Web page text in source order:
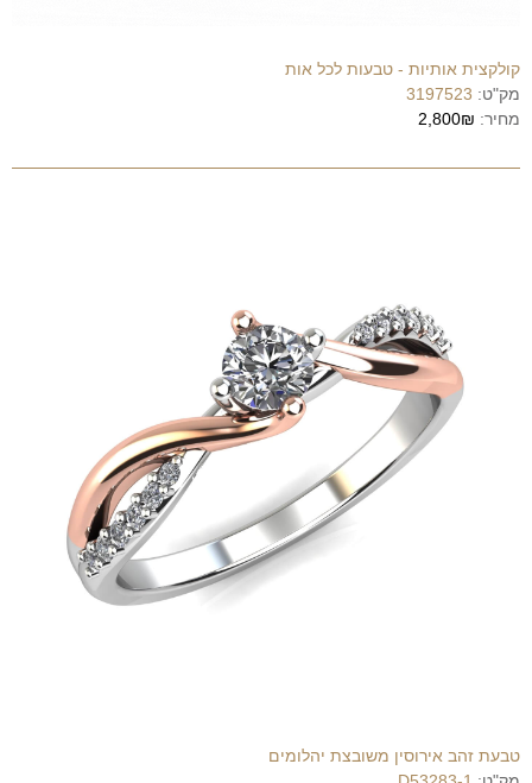
קולקצית אותיות - טבעות לכל אות
מק"ט: 3197523
מחיר: 2,800₪
טבעת זהב אירוסין משובצת יהלומים